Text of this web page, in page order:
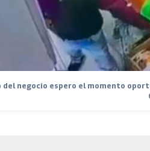
del negocio espero el momento